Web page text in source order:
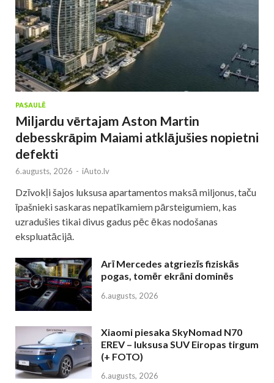
PASAULĒ
Miljardu vērtajam Aston Martin
debesskrāpim Maiami atklājušies nopietni
defekti
6.augusts, 2026 - iAuto.lv
Dzīvokļi šajos luksusa apartamentos maksā miljonus, taču
īpašnieki saskaras nepatīkamiem pārsteigumiem, kas
uzradušies tikai divus gadus pēc ēkas nodošanas
ekspluatācijā.
Arī Mercedes atgriezīs fiziskās
pogas, tomēr ekrāni dominēs
6.augusts, 2026
Xiaomi piesaka SkyNomad N70
EREV – luksusa SUV Eiropas tirgum
(+ FOTO)
6.augusts, 2026